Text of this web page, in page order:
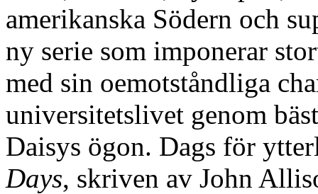
amerikanska Södern och
ny serie som imponerar
med sin oemotståndliga
universitetslivet genom
Daisys ögon. Dags för
Days, skriven av John